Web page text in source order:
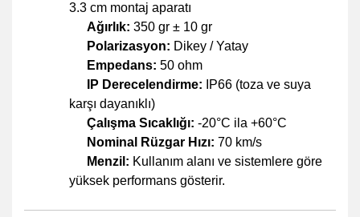
3.3 cm montaj aparatı
Ağırlık: 350 gr ± 10 gr
Polarizasyon: Dikey / Yatay
Empedans: 50 ohm
IP Derecelendirme: IP66 (toza ve suya
karşı dayanıklı)
Çalışma Sıcaklığı: -20°C ila +60°C
Nominal Rüzgar Hızı: 70 km/s
Menzil: Kullanım alanı ve sistemlere göre
yüksek performans gösterir.